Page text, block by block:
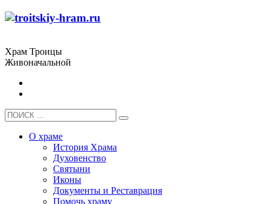
Храм Троицы
Живоначальной
О храме
История Храма
Духовенство
Святыни
Иконы
Документы и Реставрация
Помочь храму